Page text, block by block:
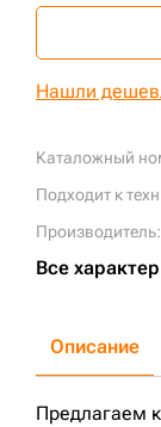
Каталожный
Подходит к
Производитель:
Все
Нашли
Описание
Предлагаем